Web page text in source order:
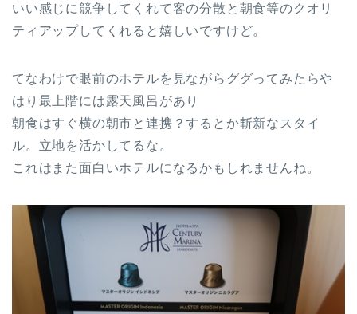
いい感じに競争してくれて客の分散と朝食等のクオリ
ティアップしてくれると嬉しいですけど。
てなわけで眼前のホテルを見ながらググってみたらや
はり最上階には露天風呂があり
朝食はすぐ横の朝市と連携？するとか斬新なスタイ
ル。立地を活かしてるな。
これはまた面白いホテルになるかもしれませんね。